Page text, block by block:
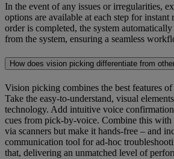
In the event of any issues or irregularities,
options are available at each step for instant
order is completed, the system
from the system, ensuring a seamless
How does vision picking differentiate from
Vision picking combines the best features
Take the easy-to-understand, visual
technology. Add intuitive voice
cues from pick-by-voice. Combine this with
via scanners but make it hands-free – and
communication tool for ad-hoc
that, delivering an unmatched level of